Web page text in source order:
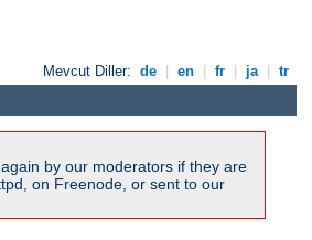
Mevcut Diller: de en fr ja tr
by our moderators if they are
on Freenode, or sent to our